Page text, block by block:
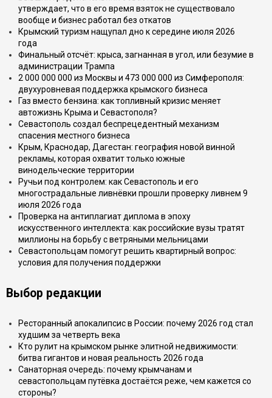
утверждает, что в его время взяток не существовало
вообще и бизнес работал без откатов
Крымский туризм нащупал дно к середине июля 2026
года
Финальный отсчёт: крыса, загнанная в угол, или безумие в
администрации Трампа
2 000 000 000 из Москвы и 473 000 000 из Симферополя:
двухуровневая поддержка крымского бизнеса
Газ вместо бензина: как топливный кризис меняет
автожизнь Крыма и Севастополя?
Севастополь создал беспрецедентный механизм
спасения местного бизнеса
Крым, Краснодар, Дагестан: география новой винной
рекламы, которая охватит только южные
винодельческие территории
Ручьи под контролем: как Севастополь и его
многострадальные ливнёвки прошли проверку ливнем 9
июля 2026 года
Проверка на антиплагиат диплома в эпоху
искусственного интеллекта: как российские вузы тратят
миллионы на борьбу с ветряными мельницами
Севастопольцам помогут решить квартирный вопрос:
условия для получения поддержки
Выбор редакции
Ресторанный апокалипсис в России: почему 2026 год стал
худшим за четверть века
Кто рулит на крымском рынке элитной недвижимости:
битва гигантов и новая реальность 2026 года
Санаторная очередь: почему крымчанам и
севастопольцам путёвка достаётся реже, чем кажется со
стороны?